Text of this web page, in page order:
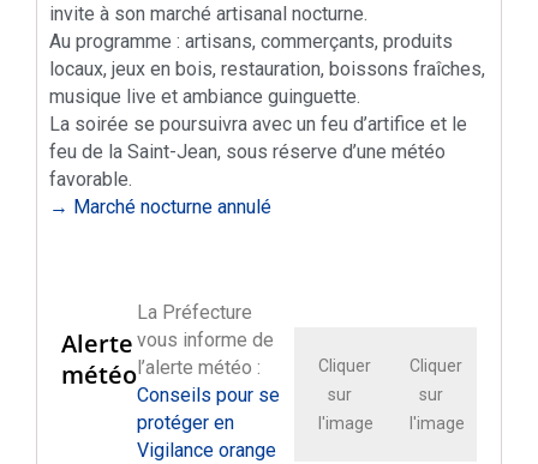
invite à son marché artisanal nocturne.
Au programme : artisans, commerçants, produits
locaux, jeux en bois, restauration, boissons fraîches,
musique live et ambiance guinguette.
La soirée se poursuivra avec un feu d’artifice et le
feu de la Saint-Jean, sous réserve d’une météo
favorable.
→ Marché nocturne annulé
Alerte
météo
La Préfecture
vous informe de
l’alerte météo :
Conseils pour se
protéger en
Vigilance orange
Cliquer
sur
l'image
Cliquer
sur
l'image